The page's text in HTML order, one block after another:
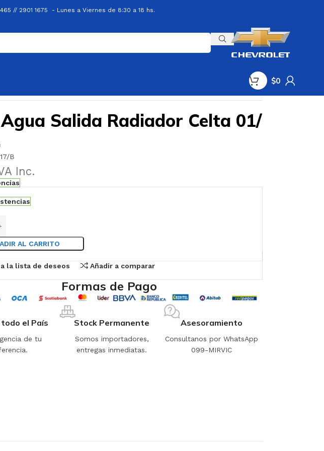
// 2901 1675 - Lunes a Viernes de 8:30 a 18 hs.
$0
Salida Radiador Celta 01/
B
Inc.
AL CARRITO
la lista de deseos Añadir a comparar
Formas de Pago
todo el País
de tu
Stock Permanente
Somos importadores,
entregas inmediatas.
Asesoramiento
Consultanos por WhatsApp
099-MIRVIC